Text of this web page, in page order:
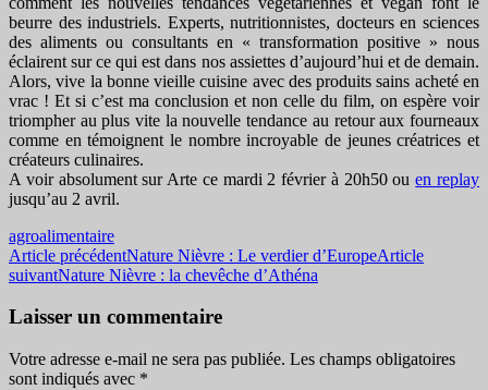
beurre des industriels. Experts, nutritionnistes, docteurs en sciences
des aliments ou consultants en « transformation positive » nous
éclairent sur ce qui est dans nos assiettes d’aujourd’hui et de demain.
Alors, vive la bonne vieille cuisine avec des produits sains acheté en
vrac ! Et si c’est ma conclusion et non celle du film, on espère voir
triompher au plus vite la nouvelle tendance au retour aux fourneaux
comme en témoignent le nombre incroyable de jeunes créatrices et
créateurs culinaires.
A voir absolument sur Arte ce mardi 2 février à 20h50 ouen replay
jusqu’au 2 avril.
agroalimentaire
Navigation
des
articles
Article précédentNature Nièvre : Le verdier d’EuropeArticle
suivantNature Nièvre : la chevêche d’Athéna
Laisser un commentaire
Votre adresse e-mail ne sera pas publiée. Les champs obligatoires
sont indiqués avec *